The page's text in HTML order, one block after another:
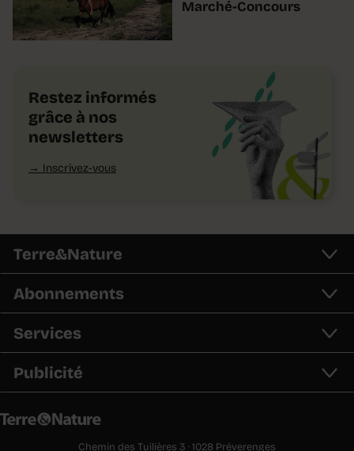
Marché-Concours
Restez informés
grâce à nos
newsletters
Inscrivez-vous
Terre&Nature
Abonnements
Services
Publicité
Chemin des Tuilières 3 · 1028 Préverenges